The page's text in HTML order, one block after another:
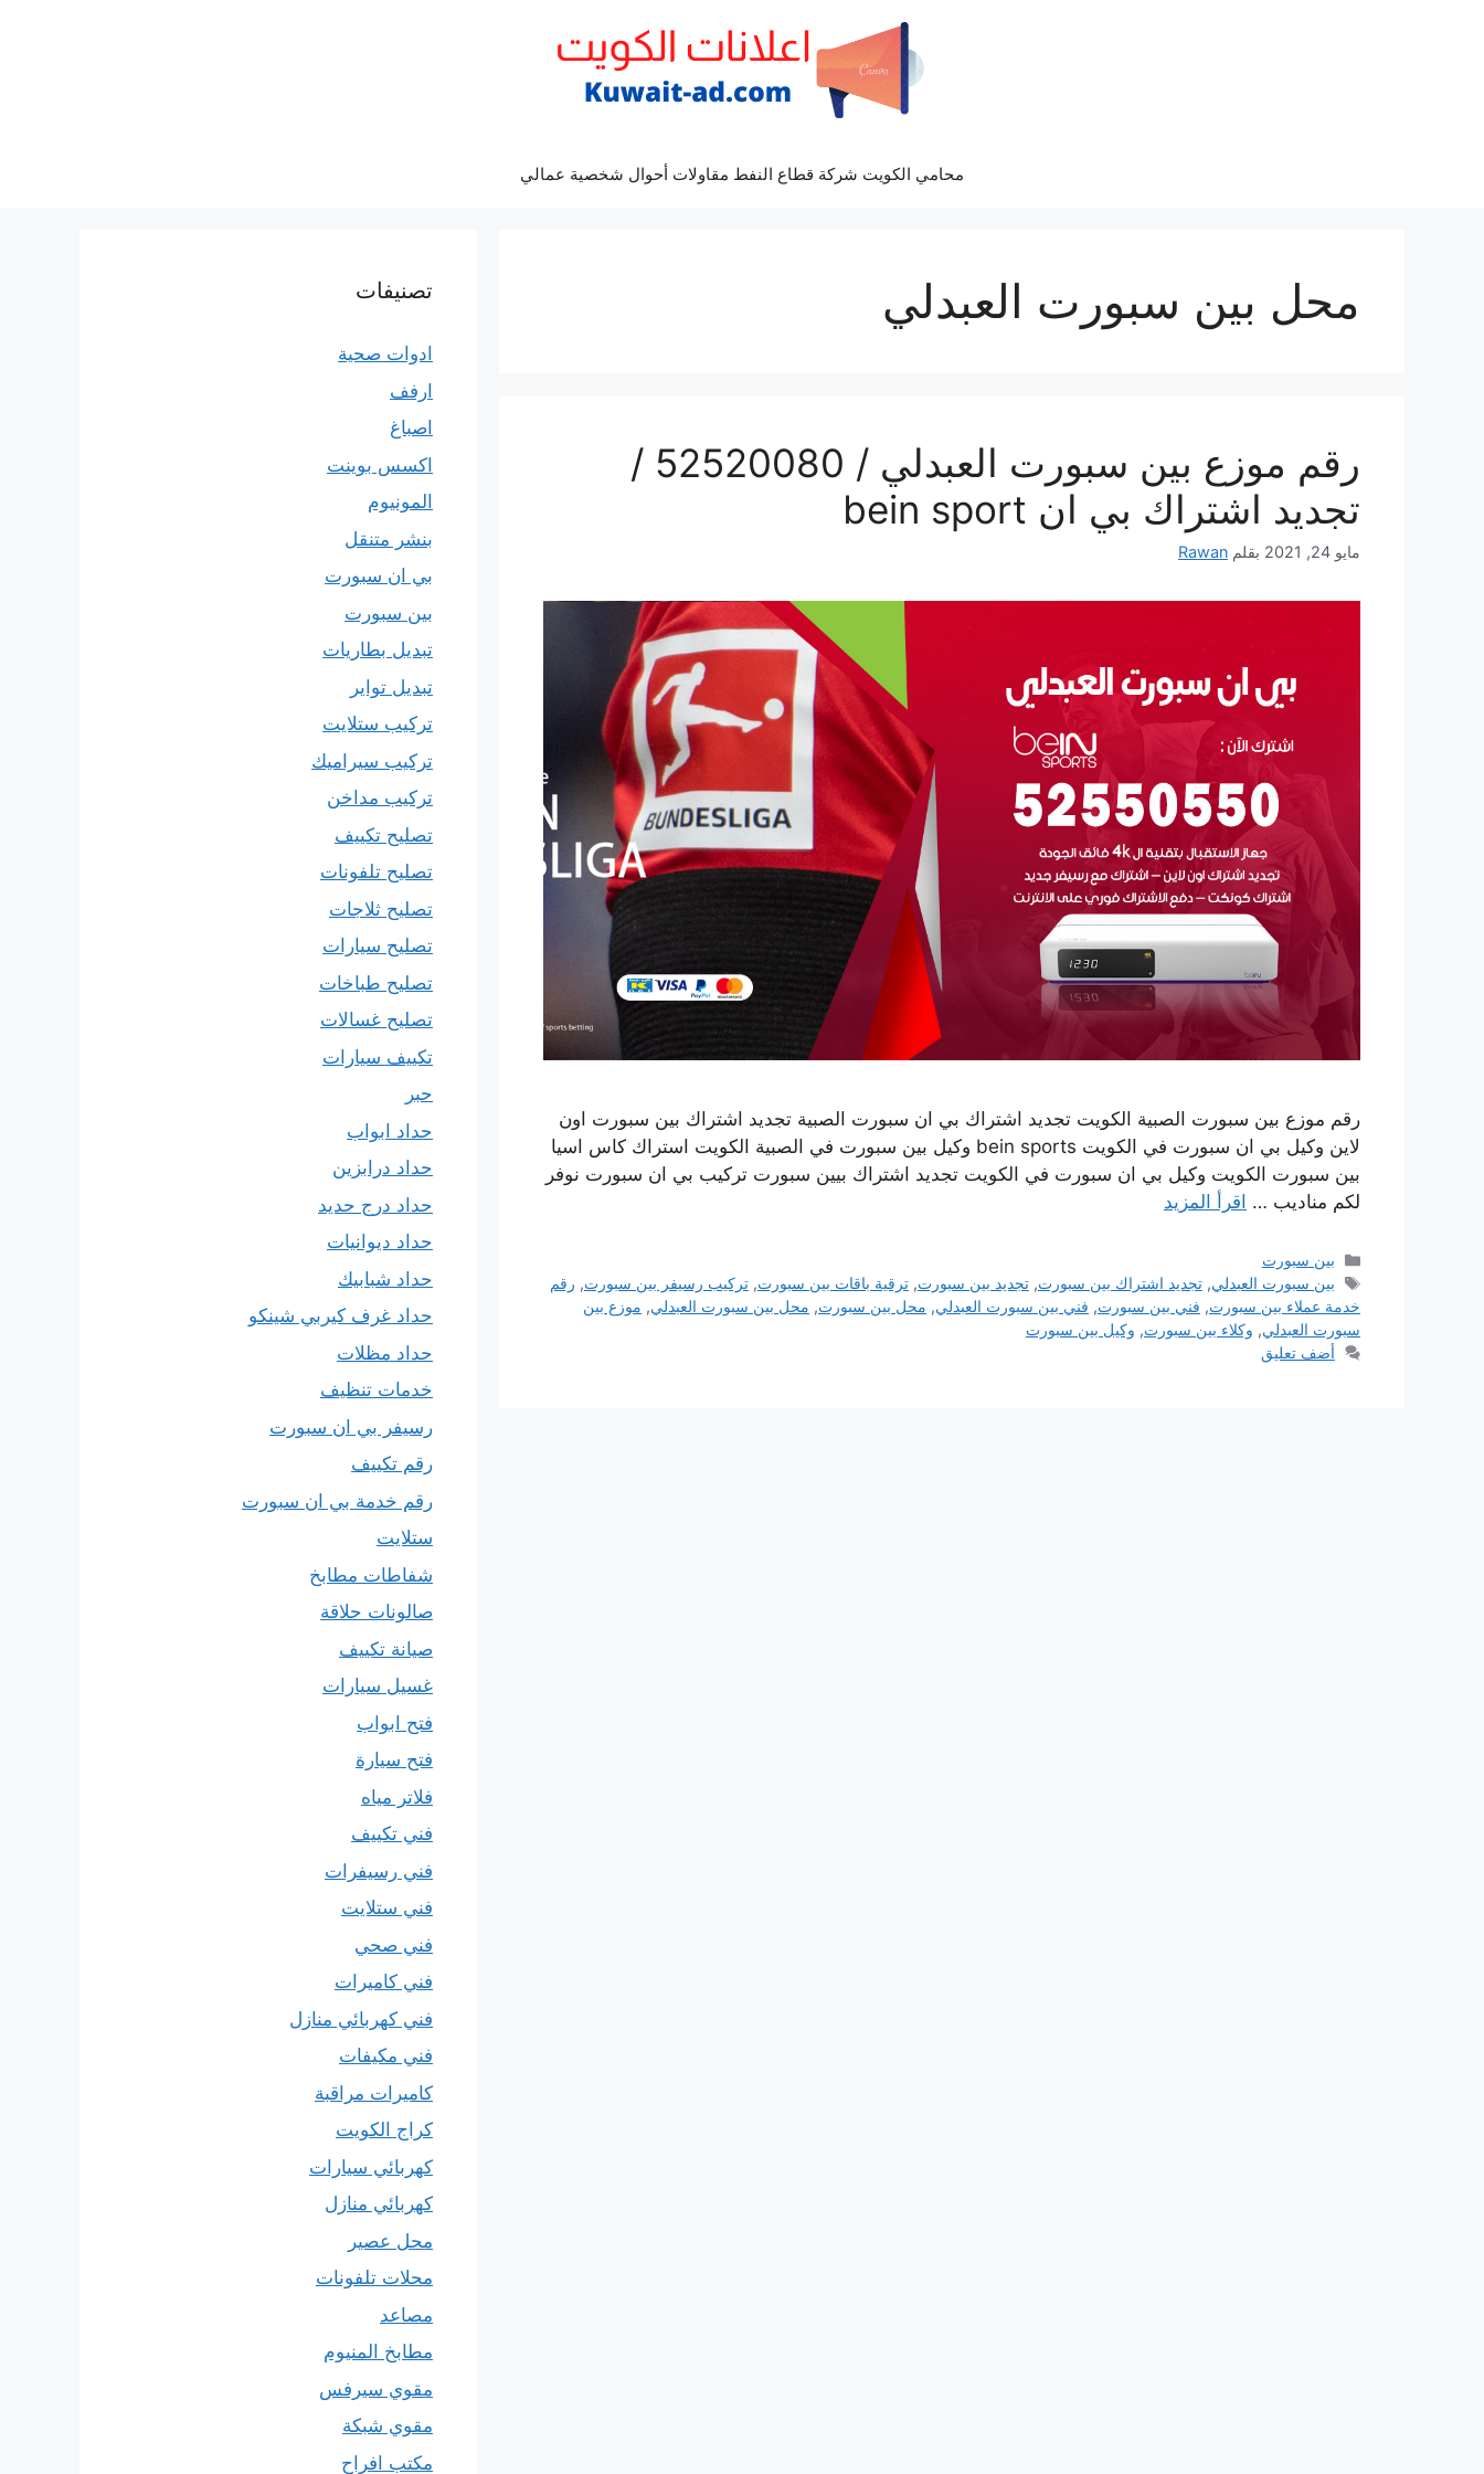
محامي الكويت شركة قطاع النفط مقاولات أحوال شخصية عمالي
محل بين سبورت العبدلي
رقم موزع بين سبورت العبدلي / 52520080 /
تجديد اشتراك بي ان bein sport
مايو 24, 2021 بقلم Rawan
رقم موزع بين سبورت الصبية الكويت تجديد اشتراك بي ان سبورت الصبية تجديد اشتراك بين سبورت اون
لاين وكيل بي ان سبورت في الكويت bein sports وكيل بين سبورت في الصبية الكويت استراك كاس اسيا
بين سبورت الكويت وكيل بي ان سبورت في الكويت تجديد اشتراك بيين سبورت تركيب بي ان سبورت نوفر
لكم مناديب … اقرأ المزيد
التصنيفات
بين سبورت
الوسوم
بين سبورت العبدلي,تجديد اشتراك بين سبورت,تجديد بين سبورت,ترقية باقات بين سبورت,تركيب رسيفر بين سبورت, رقم
خدمة عملاء بين سبورت, فني بين سبورت, فني بين سبورت العبدلي, محل بين سبورت, محل بين سبورت العبدلي, موزع بين
سبورت العبدلي, وكلاء بين سبورت, وكيل بين سبورت
أضف تعليق
تصنيفات
ادوات صحية
ارفف
اصباغ
اكسس بوينت
المونيوم
بنشر متنقل
بي ان سبورت
بين سبورت
تبديل بطاريات
تبديل تواير
تركيب ستلايت
تركيب سيراميك
تركيب مداخن
تصليح تكييف
تصليح تلفونات
تصليح ثلاجات
تصليح سيارات
تصليح طباخات
تصليح غسالات
تكييف سيارات
حبر
حداد ابواب
حداد درابزين
حداد درج حديد
حداد ديوانيات
حداد شبابيك
حداد غرف كيربي شينكو
حداد مظلات
خدمات تنظيف
رسيفر بي ان سبورت
رقم تكييف
رقم خدمة بي ان سبورت
ستلايت
شفاطات مطابخ
صالونات حلاقة
صيانة تكييف
غسيل سيارات
فتح ابواب
فتح سيارة
فلاتر مياه
فني تكييف
فني رسيفرات
فني ستلايت
فني صحي
فني كاميرات
فني كهربائي منازل
فني مكيفات
كاميرات مراقبة
كراج الكويت
كهربائي سيارات
كهربائي منازل
محل عصير
محلات تلفونات
مصاعد
مطابخ المنيوم
مقوي سيرفس
مقوي شبكة
مكتب افراح